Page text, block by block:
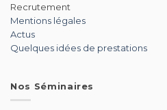
Recrutement
Mentions légales
Actus
Quelques idées de prestations
Nos Séminaires